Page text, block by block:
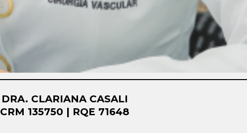
DRA. CLARIANA CASALI
CRM 135750 | RQE 71648